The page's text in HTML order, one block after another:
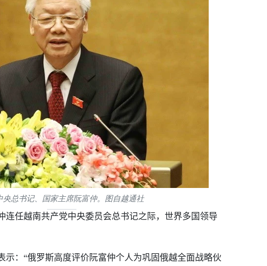
央总书记、国家主席阮富仲。图自越通社
任越南共产党中央委员会总书记之际，世界多国领导
示：“俄罗斯高度评价阮富仲个人为巩固俄越全面战略伙